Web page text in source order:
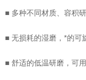
■ 多种不同材质、容积
■ 无损耗的湿磨，*的可
■ 舒适的低温研磨，可